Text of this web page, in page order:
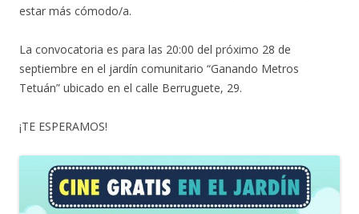
estar más cómodo/a.
La convocatoria es para las 20:00 del próximo 28 de
septiembre en el jardín comunitario “Ganando Metros
Tetuán” ubicado en el calle Berruguete, 29.
¡TE ESPERAMOS!